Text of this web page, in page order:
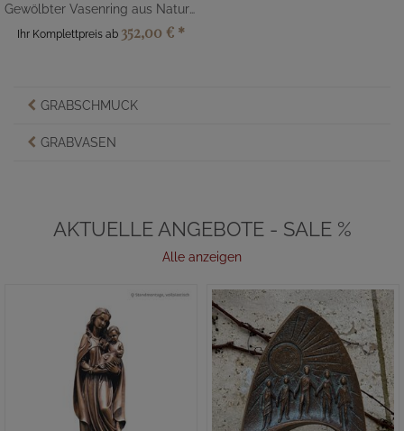
Gewölbter Vasenring aus Naturstein
Ihr Komplettpreis ab 352,00 € *
GRABSCHMUCK
GRABVASEN
AKTUELLE ANGEBOTE - SALE %
Alle anzeigen